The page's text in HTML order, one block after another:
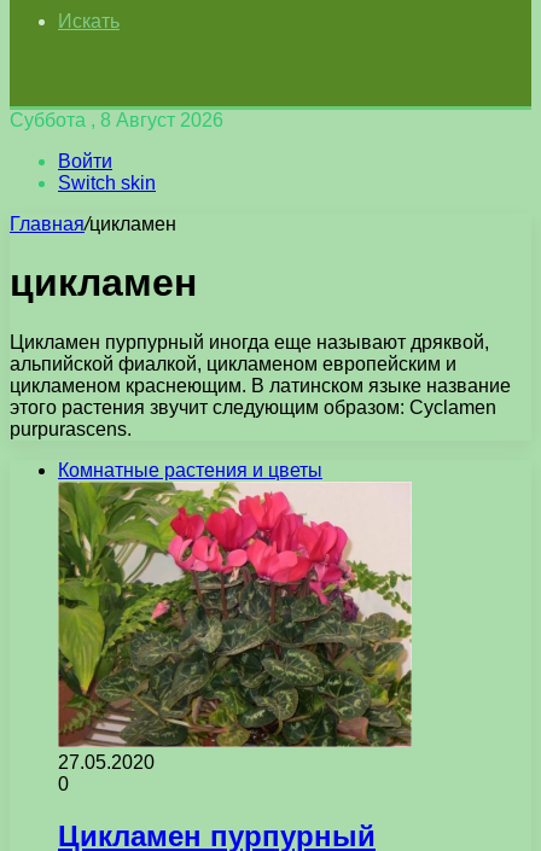
Искать
Суббота , 8 Август 2026
Войти
Switch skin
Главная/цикламен
цикламен
Цикламен пурпурный иногда еще называют дряквой,
альпийской фиалкой, цикламеном европейским и
цикламеном краснеющим. В латинском языке название
этого растения звучит следующим образом: Cyclamen
purpurascens.
Комнатные растения и цветы
27.05.2020
0
Цикламен пурпурный